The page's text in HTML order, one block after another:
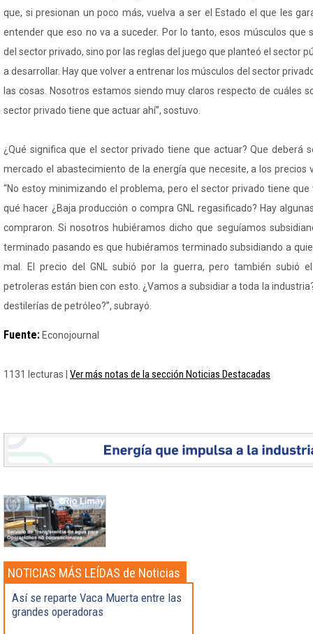
que, si presionan un poco más, vuelva a ser el Estado el que les
entender que eso no va a suceder. Por lo tanto, esos músculos que
del sector privado, sino por las reglas del juego que planteó el sector
a desarrollar. Hay que volver a entrenar los músculos del sector
las cosas. Nosotros estamos siendo muy claros respecto de cuáles
sector privado tiene que actuar ahí”, sostuvo.
¿Qué significa que el sector privado tiene que actuar? Que deberá
mercado el abastecimiento de la energía que necesite, a los precios
“No estoy minimizando el problema, pero el sector privado tiene
qué hacer ¿Baja producción o compra GNL regasificado? Hay
compraron. Si nosotros hubiéramos dicho que seguíamos
terminado pasando es que hubiéramos terminado subsidiando a
mal. El precio del GNL subió por la guerra, pero también subió
petroleras están bien con esto. ¿Vamos a subsidiar a toda la
destilerías de petróleo?”, subrayó.
Fuente: Econojournal
1131 lecturas | Ver más notas de la sección Noticias Destacadas
NOTICIAS MÁS LEÍDAS de Noticias
Destacadas
Así se reparte Vaca Muerta entre las
grandes operadoras